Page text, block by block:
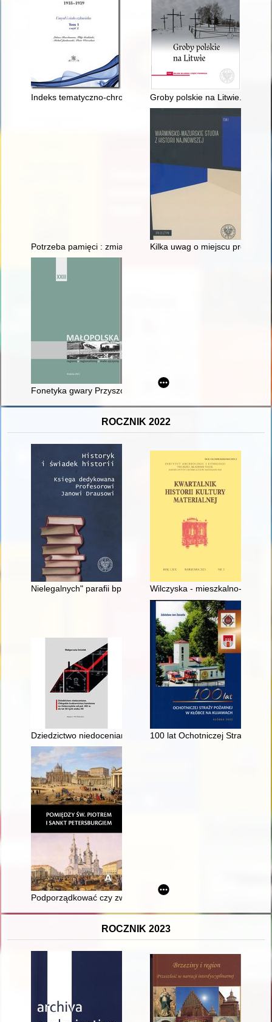
Indeks tematyczno-chronologizacyjny 1918-1939. T. 1, Cz. 2
Groby polskie na Litwie. T. 1,
Potrzeba pamięci : zmiany sposobu upamiętniania wydarzeń
Kilka uwag o miejscu
Fonetyka gwary Przyszowej
ROCZNIK 2022
Nielegalnych" parafii bp. Ignacego Tokarczuka w diecezji
Wilczyska - mieszkalno-
Dziedzictwo niedoceniane : chłopskie budownictwo kamienne
100 lat Ochotniczej Straży
Podporządkować czy zwalczać? : tajne memorandum A. S.
ROCZNIK 2023